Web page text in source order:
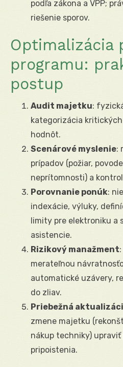
podľa zákona a VPP;
riešenie sporov.
Optimalizácia
programu:
postup
Audit majetku:
kategorizácia
hodnôt.
Scenárové myslenie:
prípadov (požiar,
neprítomnosti) a
Porovnanie ponúk:
indexácie, výluky,
limity pre elektroniku a
asistencie.
Rizikový manažment
merateľnou
automatické uzávery,
do zliav.
Priebežná
zmene majetku
nákup techniky)
pripoistenia.